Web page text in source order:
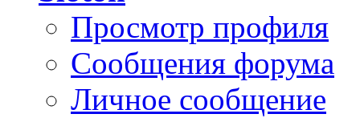
Просмотр профиля
Сообщения форума
Личное сообщение